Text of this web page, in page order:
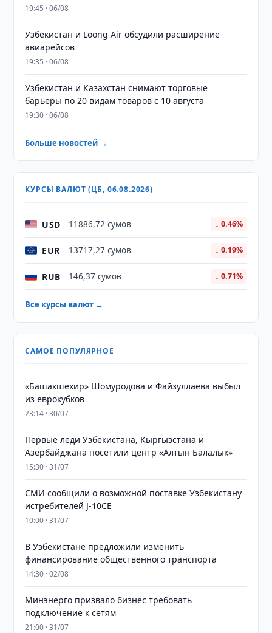
19:45 · 06/08
Узбекистан и Loong Air обсудили расширение
авиарейсов
19:35 · 06/08
Узбекистан и Казахстан снимают торговые
барьеры по 20 видам товаров с 10 августа
19:30 · 06/08
Больше новостей →
КУРСЫ ВАЛЮТ (ЦБ, 06.08.2026)
USD 11886,72 сумов ↓ 0.46%
EUR 13717,27 сумов ↓ 0.19%
RUB 146,37 сумов ↓ 0.71%
Все курсы валют →
САМОЕ ПОПУЛЯРНОЕ
«Башакшехир» Шомуродова и Файзуллаева выбыл
из еврокубков
23:14 · 30/07
Первые леди Узбекистана, Кыргызстана и
Азербайджана посетили центр «Алтын Балалык»
15:30 · 31/07
СМИ сообщили о возможной поставке Узбекистану
истребителей J-10CE
10:00 · 31/07
В Узбекистане предложили изменить
финансирование общественного транспорта
14:30 · 02/08
Минэнерго призвало бизнес требовать
подключение к сетям
21:00 · 31/07